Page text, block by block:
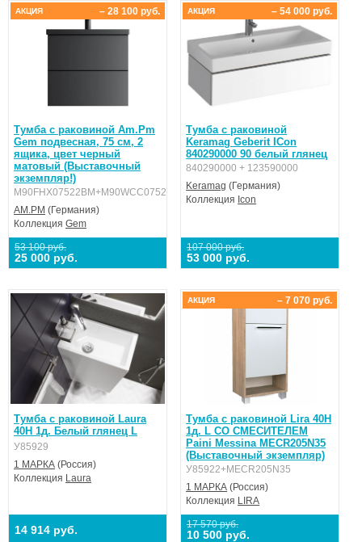
Тумба с раковиной Am.Pm
Gem подвесная, 75 см, 2
ящика, цвет черный
матовый (Выставочный
экземпляр!)
M90FHX07522BM+M90WCC0752BM
AM.PM (Германия)
Коллекция Gem
53 100 руб.
25 000 руб.
– 28 100 руб.
АКЦИЯ
Тумба с раковиной
Keramag Geberit ICon
840290000 90 белый глянец
840290000 + 123590000
Keramag (Германия)
Коллекция Icon
107 000 руб.
53 000 руб.
– 54 000 руб.
АКЦИЯ
Тумба с раковиной Laura
40Н 1д. Белый глянец L
У85929
1 МАРКА (Россия)
Коллекция Laura
14 914 руб.
Тумба с раковиной Lira 40Н
1д. L СО СМЕСИТЕЛЕМ
Paini Messina MECR205N35
(Выставочный экземпляр)
У85922+MECR205N35
1 МАРКА (Россия)
Коллекция LIRA
17 570 руб.
10 500 руб.
– 7 070 руб.
АКЦИЯ